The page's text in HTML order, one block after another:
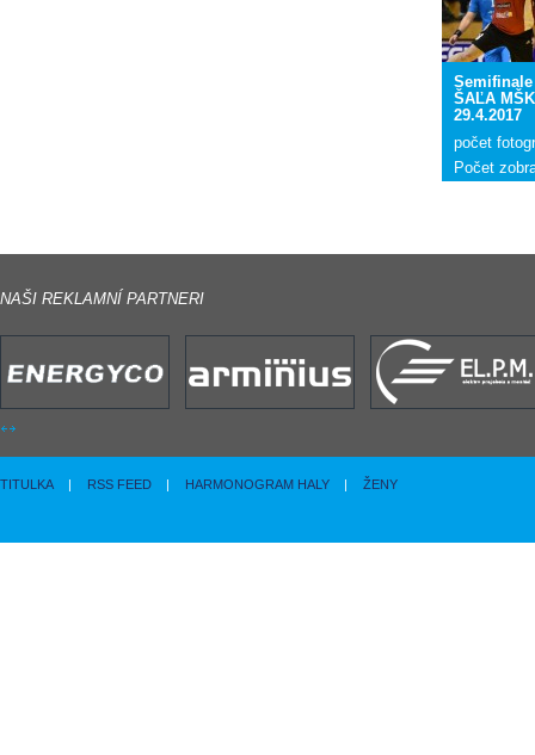
Semifinale
ŠAĽA
29.4.2017
počet
Počet
NAŠI REKLAMNÍ PARTNERI
TITULKA | RSS FEED | HARMONOGRAM HALY | ŽENY